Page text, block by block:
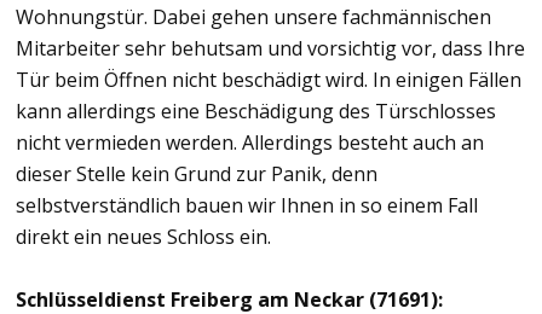
Wohnungstür. Dabei gehen unsere fachmännischen
Mitarbeiter sehr behutsam und vorsichtig vor, dass Ihre
Tür beim Öffnen nicht beschädigt wird. In einigen Fällen
kann allerdings eine Beschädigung des Türschlosses
nicht vermieden werden. Allerdings besteht auch an
dieser Stelle kein Grund zur Panik, denn
selbstverständlich bauen wir Ihnen in so einem Fall
direkt ein neues Schloss ein.
Schlüsseldienst Freiberg am Neckar (71691):